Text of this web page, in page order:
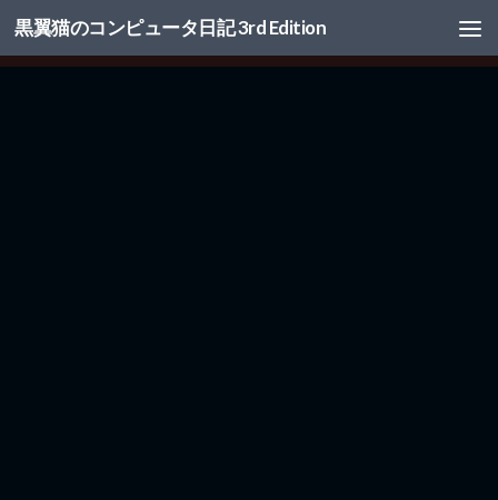
コンテンツへスキップ
黒翼猫のコンピュータ日記 3rd Edition